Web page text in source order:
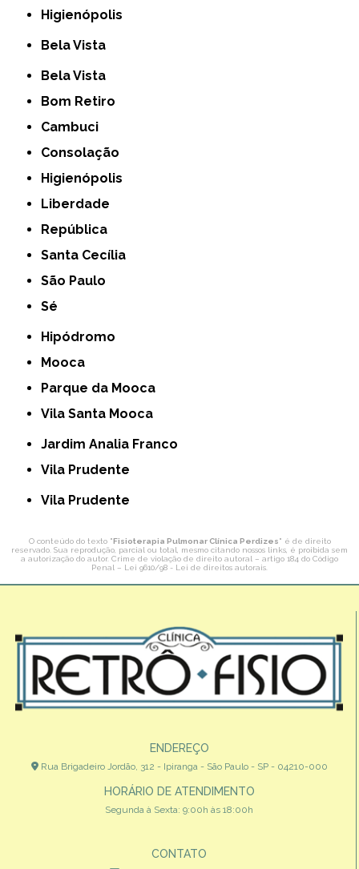
Higienópolis
Bela Vista
Bela Vista
Bom Retiro
Cambuci
Consolação
Higienópolis
Liberdade
República
Santa Cecília
São Paulo
Sé
Hipódromo
Mooca
Parque da Mooca
Vila Santa Mooca
Jardim Analia Franco
Vila Prudente
Vila Prudente
O conteúdo do texto "Fisioterapia Pulmonar Clínica Perdizes" é de direito
reservado. Sua reprodução, parcial ou total, mesmo citando nossos links, é proibida sem
a autorização do autor. Crime de violação de direito autoral – artigo 184 do Código
Penal – Lei 9610/98 - Lei de direitos autorais.
ENDEREÇO
Rua Brigadeiro Jordão, 312 - Ipiranga - São Paulo - SP - 04210-000
HORÁRIO DE ATENDIMENTO
Segunda à Sexta: 9:00h às 18:00h
CONTATO